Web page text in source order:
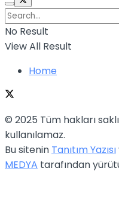
No Result
View All Result
Home
© 2025 Tüm hakları
kullanılamaz.
Bu sitenin Tanıtım Yazısı
MEDYA tarafından